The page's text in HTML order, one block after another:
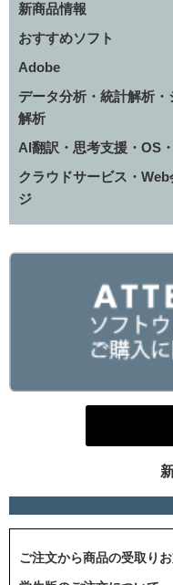
新商品情報
おすすめソフト
Adobe
データ分析・統計解析
解析
AI翻訳・思考支援・OS
クラウドサービス・
ジ
ご注文から商品の受取り